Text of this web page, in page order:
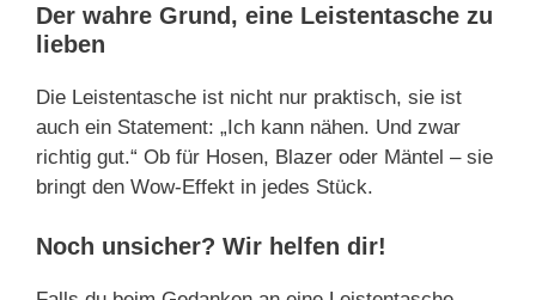
Der wahre Grund, eine Leistentasche zu
lieben
Die Leistentasche ist nicht nur praktisch, sie ist
auch ein Statement: „Ich kann nähen. Und zwar
richtig gut.“ Ob für Hosen, Blazer oder Mäntel – sie
bringt den Wow-Effekt in jedes Stück.
Noch unsicher? Wir helfen dir!